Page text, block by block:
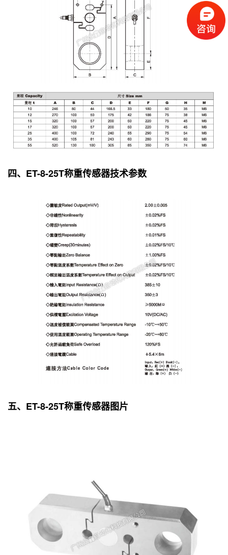
四、ET-8-25T称重传感器技术参数
五、ET-8-25T称重传感器图片